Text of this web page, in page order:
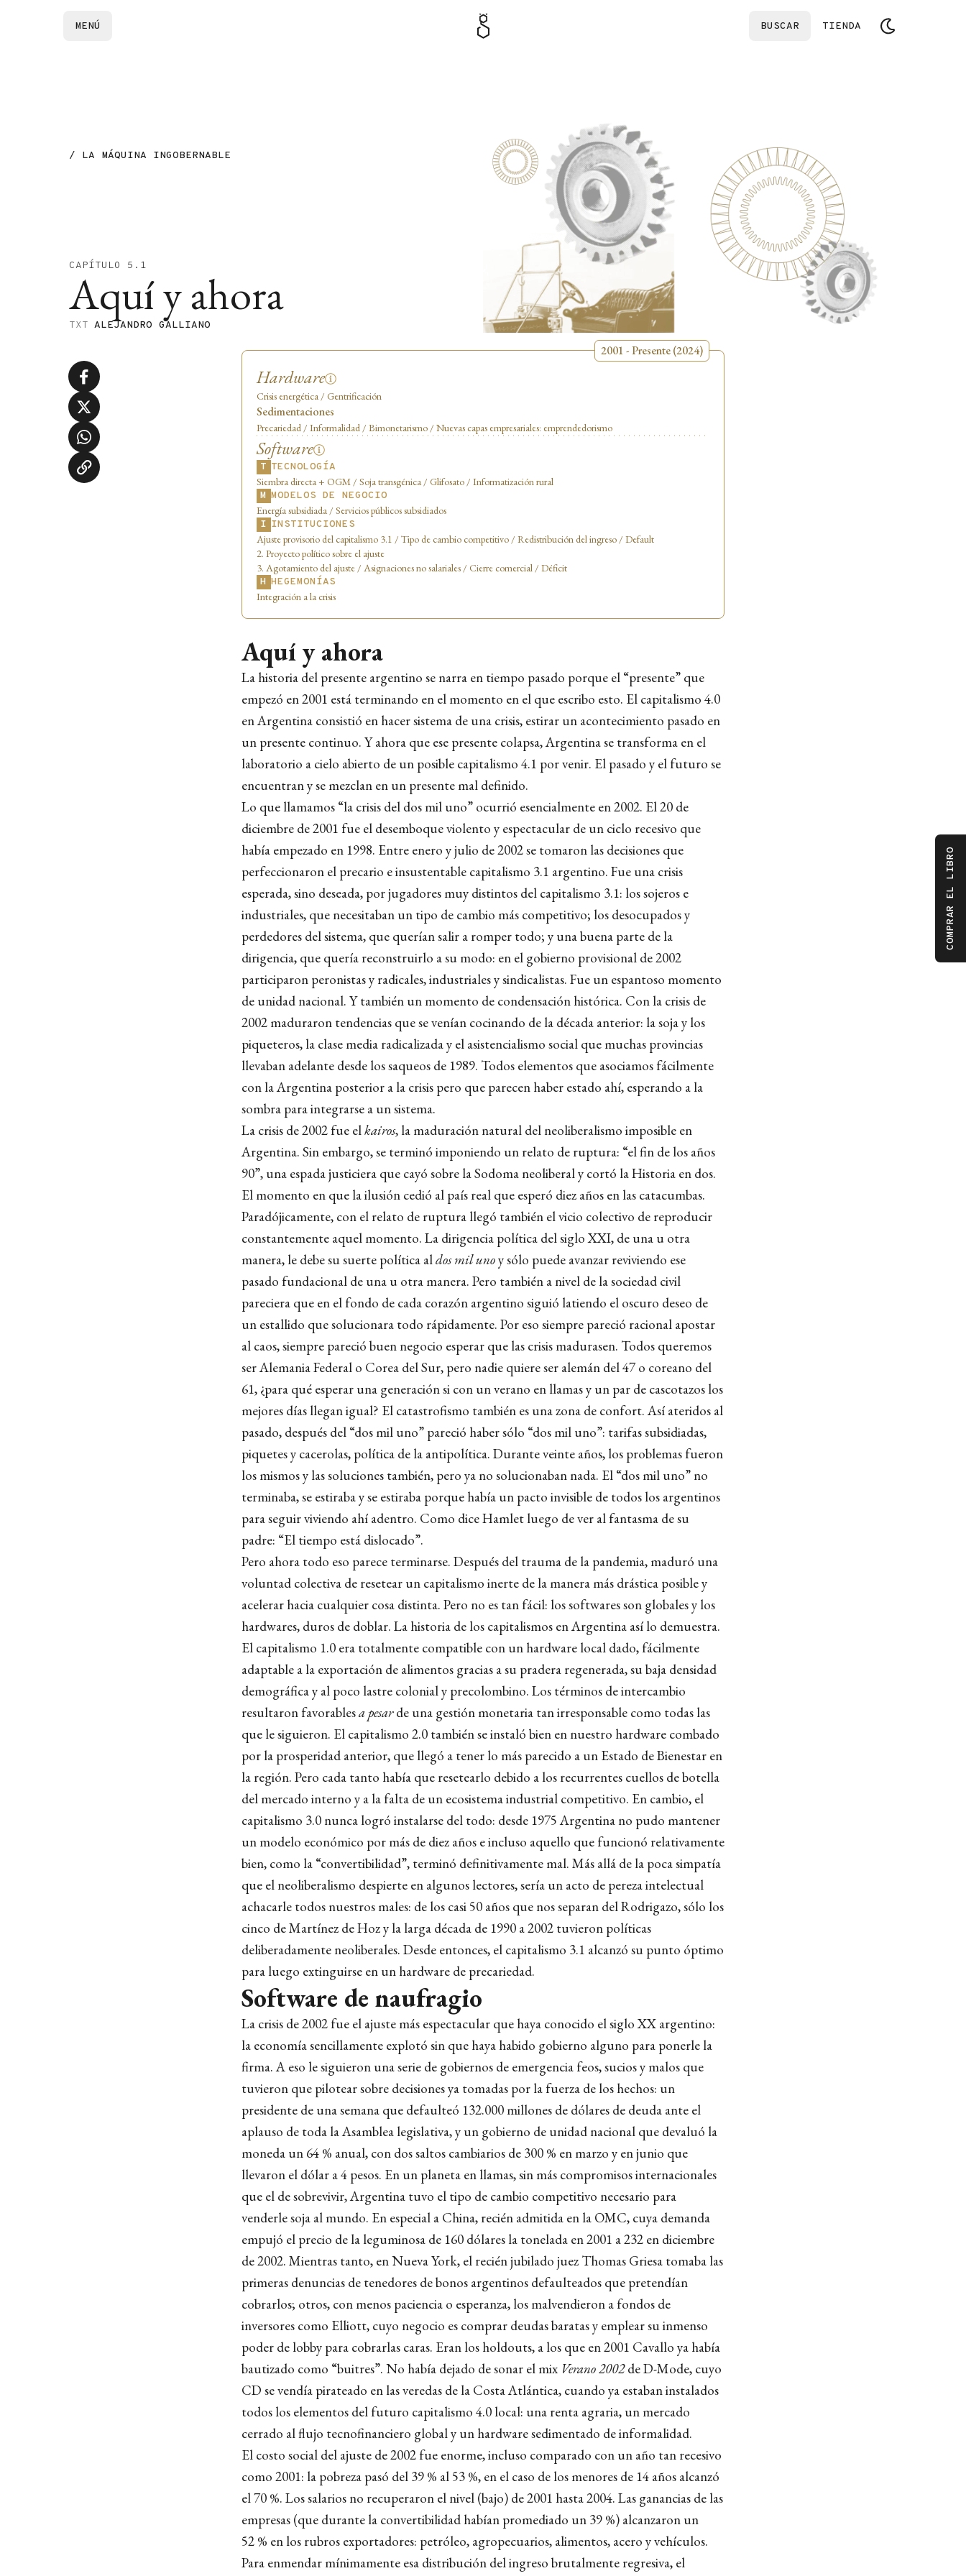
MENÚ BUSCAR TIENDA
COMPRAR EL LIBRO
/ LA MÁQUINA INGOBERNABLE
CAPÍTULO 5.1
Aquí y ahora
TXT ALEJANDRO GALLIANO
2001 - Presente (2024)
Hardware
Crisis energética / Gentrificación
Sedimentaciones
Precariedad / Informalidad / Bimonetarismo / Nuevas capas empresariales: emprendedorismo
Software
T TECNOLOGÍA
Siembra directa + OGM / Soja transgénica / Glifosato / Informatización rural
M MODELOS DE NEGOCIO
Energía subsidiada / Servicios públicos subsidiados
I INSTITUCIONES
Ajuste provisorio del capitalismo 3.1 / Tipo de cambio competitivo / Redistribución del ingreso / Default
2. Proyecto político sobre el ajuste
3. Agotamiento del ajuste / Asignaciones no salariales / Cierre comercial / Déficit
H HEGEMONÍAS
Integración a la crisis
Aquí y ahora
La historia del presente argentino se narra en tiempo pasado porque el “presente” que
empezó en 2001 está terminando en el momento en el que escribo esto. El capitalismo 4.0
en Argentina consistió en hacer sistema de una crisis, estirar un acontecimiento pasado en
un presente continuo. Y ahora que ese presente colapsa, Argentina se transforma en el
laboratorio a cielo abierto de un posible capitalismo 4.1 por venir. El pasado y el futuro se
encuentran y se mezclan en un presente mal definido.
Lo que llamamos “la crisis del dos mil uno” ocurrió esencialmente en 2002. El 20 de
diciembre de 2001 fue el desemboque violento y espectacular de un ciclo recesivo que
había empezado en 1998. Entre enero y julio de 2002 se tomaron las decisiones que
perfeccionaron el precario e insustentable capitalismo 3.1 argentino. Fue una crisis
esperada, sino deseada, por jugadores muy distintos del capitalismo 3.1: los sojeros e
industriales, que necesitaban un tipo de cambio más competitivo; los desocupados y
perdedores del sistema, que querían salir a romper todo; y una buena parte de la
dirigencia, que quería reconstruirlo a su modo: en el gobierno provisional de 2002
participaron peronistas y radicales, industriales y sindicalistas. Fue un espantoso momento
de unidad nacional. Y también un momento de condensación histórica. Con la crisis de
2002 maduraron tendencias que se venían cocinando de la década anterior: la soja y los
piqueteros, la clase media radicalizada y el asistencialismo social que muchas provincias
llevaban adelante desde los saqueos de 1989. Todos elementos que asociamos fácilmente
con la Argentina posterior a la crisis pero que parecen haber estado ahí, esperando a la
sombra para integrarse a un sistema.
La crisis de 2002 fue elkairos, la maduración natural del neoliberalismo imposible en
Argentina. Sin embargo, se terminó imponiendo un relato de ruptura: “el fin de los años
90”, una espada justiciera que cayó sobre la Sodoma neoliberal y cortó la Historia en dos.
El momento en que la ilusión cedió al país real que esperó diez años en las catacumbas.
Paradójicamente, con el relato de ruptura llegó también el vicio colectivo de reproducir
constantemente aquel momento. La dirigencia política del siglo XXI, de una u otra
manera, le debe su suerte política aldos mil unoy sólo puede avanzar reviviendo ese
pasado fundacional de una u otra manera. Pero también a nivel de la sociedad civil
pareciera que en el fondo de cada corazón argentino siguió latiendo el oscuro deseo de
un estallido que solucionara todo rápidamente. Por eso siempre pareció racional apostar
al caos, siempre pareció buen negocio esperar que las crisis madurasen. Todos queremos
ser Alemania Federal o Corea del Sur, pero nadie quiere ser alemán del 47 o coreano del
61, ¿para qué esperar una generación si con un verano en llamas y un par de cascotazos los
mejores días llegan igual? El catastrofismo también es una zona de confort. Así ateridos al
pasado, después del “dos mil uno” pareció haber sólo “dos mil uno”: tarifas subsidiadas,
piquetes y cacerolas, política de la antipolítica. Durante veinte años, los problemas fueron
los mismos y las soluciones también, pero ya no solucionaban nada. El “dos mil uno” no
terminaba, se estiraba y se estiraba porque había un pacto invisible de todos los argentinos
para seguir viviendo ahí adentro. Como dice Hamlet luego de ver al fantasma de su
padre: “El tiempo está dislocado”.
Pero ahora todo eso parece terminarse. Después del trauma de la pandemia, maduró una
voluntad colectiva de resetear un capitalismo inerte de la manera más drástica posible y
acelerar hacia cualquier cosa distinta. Pero no es tan fácil: los softwares son globales y los
hardwares, duros de doblar. La historia de los capitalismos en Argentina así lo demuestra.
El capitalismo 1.0 era totalmente compatible con un hardware local dado, fácilmente
adaptable a la exportación de alimentos gracias a su pradera regenerada, su baja densidad
demográfica y al poco lastre colonial y precolombino. Los términos de intercambio
resultaron favorablesa pesarde una gestión monetaria tan irresponsable como todas las
que le siguieron. El capitalismo 2.0 también se instaló bien en nuestro hardware combado
por la prosperidad anterior, que llegó a tener lo más parecido a un Estado de Bienestar en
la región. Pero cada tanto había que resetearlo debido a los recurrentes cuellos de botella
del mercado interno y a la falta de un ecosistema industrial competitivo. En cambio, el
capitalismo 3.0 nunca logró instalarse del todo: desde 1975 Argentina no pudo mantener
un modelo económico por más de diez años e incluso aquello que funcionó relativamente
bien, como la “convertibilidad”, terminó definitivamente mal. Más allá de la poca simpatía
que el neoliberalismo despierte en algunos lectores, sería un acto de pereza intelectual
achacarle todos nuestros males: de los casi 50 años que nos separan del Rodrigazo, sólo los
cinco de Martínez de Hoz y la larga década de 1990 a 2002 tuvieron políticas
deliberadamente neoliberales. Desde entonces, el capitalismo 3.1 alcanzó su punto óptimo
para luego extinguirse en un hardware de precariedad.
Software de naufragio
La crisis de 2002 fue el ajuste más espectacular que haya conocido el siglo XX argentino:
la economía sencillamente explotó sin que haya habido gobierno alguno para ponerle la
firma. A eso le siguieron una serie de gobiernos de emergencia feos, sucios y malos que
tuvieron que pilotear sobre decisiones ya tomadas por la fuerza de los hechos: un
presidente de una semana que defaulteó 132.000 millones de dólares de deuda ante el
aplauso de toda la Asamblea legislativa, y un gobierno de unidad nacional que devaluó la
moneda un 64 % anual, con dos saltos cambiarios de 300 % en marzo y en junio que
llevaron el dólar a 4 pesos. En un planeta en llamas, sin más compromisos internacionales
que el de sobrevivir, Argentina tuvo el tipo de cambio competitivo necesario para
venderle soja al mundo. En especial a China, recién admitida en la OMC, cuya demanda
empujó el precio de la leguminosa de 160 dólares la tonelada en 2001 a 232 en diciembre
de 2002. Mientras tanto, en Nueva York, el recién jubilado juez Thomas Griesa tomaba las
primeras denuncias de tenedores de bonos argentinos defaulteados que pretendían
cobrarlos; otros, con menos paciencia o esperanza, los malvendieron a fondos de
inversores como Elliott, cuyo negocio es comprar deudas baratas y emplear su inmenso
poder de lobby para cobrarlas caras. Eran los holdouts, a los que en 2001 Cavallo ya había
bautizado como “buitres”. No había dejado de sonar el mix Verano 2002de D-Mode, cuyo
CD se vendía pirateado en las veredas de la Costa Atlántica, cuando ya estaban instalados
todos los elementos del futuro capitalismo 4.0 local: una renta agraria, un mercado
cerrado al flujo tecnofinanciero global y un hardware sedimentado de informalidad.
El costo social del ajuste de 2002 fue enorme, incluso comparado con un año tan recesivo
como 2001: la pobreza pasó del 39 % al 53 %, en el caso de los menores de 14 años alcanzó
el 70 %. Los salarios no recuperaron el nivel (bajo) de 2001 hasta 2004. Las ganancias de las
empresas (que durante la convertibilidad habían promediado un 39 %) alcanzaron un
52 % en los rubros exportadores: petróleo, agropecuarios, alimentos, acero y vehículos.
Para enmendar mínimamente esa distribución del ingreso brutalmente regresiva, el